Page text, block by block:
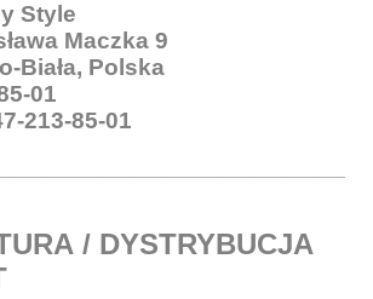
Style
Maczka 9
Biała, Polska
01
213-85-01
/ DYSTRYBUCJA